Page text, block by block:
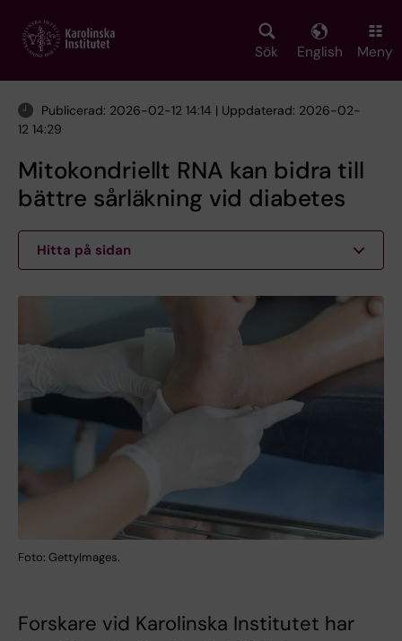
main
Sök English Meny
Publicerad: 2026-02-12 14:14 | Uppdaterad: 2026-02-
12 14:29
Mitokondriellt RNA kan bidra till
bättre sårläkning vid diabetes
Hitta på sidan
Foto: GettyImages.
Forskare vid Karolinska Institutet har